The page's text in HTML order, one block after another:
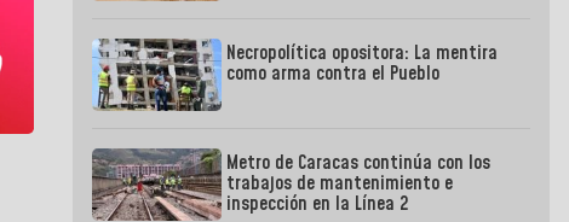
Necropolítica opositora: La mentira
como arma contra el Pueblo
Metro de Caracas continúa con los
trabajos de mantenimiento e
inspección en la Línea 2